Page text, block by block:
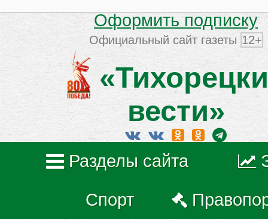
Оформить подписку
Официальный сайт газеты 12+
вести»
Разделы сайта
Спорт